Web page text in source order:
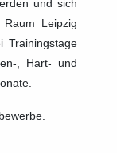
und sich
Leipzig
Trainingstage
, Hart- und